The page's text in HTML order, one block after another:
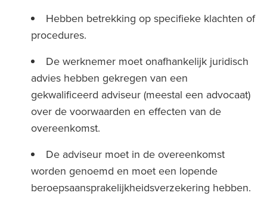
Hebben betrekking op specifieke klachten of
procedures.
De werknemer moet onafhankelijk juridisch
advies hebben gekregen van een
gekwalificeerd adviseur (meestal een advocaat)
over de voorwaarden en effecten van de
overeenkomst.
De adviseur moet in de overeenkomst
worden genoemd en moet een lopende
beroepsaansprakelijkheidsverzekering hebben.